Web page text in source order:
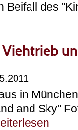
Beifall des
in
and Sky"